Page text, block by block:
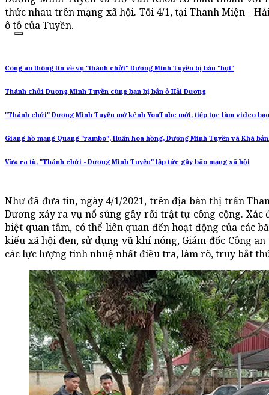
thức nhau trên mạng xã hội. Tối 4/1, tại Thanh Miện -
ô tô của Tuyền.
Công an thông tin về vụ "thánh chửi" Dương Minh Tuyền bị bắn "hụt"
Thánh chửi Dương Minh Tuyền cùng bạn bị bắn ở Hải Dương
"Thánh chửi" Dương Minh Tuyền mở kênh YouTube mới, tiếp tục làm video
Giang hồ mạng Quang "rambo", Huấn hoa hồng, Dương Minh Tuyền và Khá
Vừa ra tù, "Thánh chửi - Dương Minh Tuyền" lập tức gây bão mạng xã hội
Như đã đưa tin, ngày 4/1/2021, trên địa bàn thị trấn
Dương xảy ra vụ nổ súng gây rối trật tự công cộng.
biệt quan tâm, có thể liên quan đến hoạt động của các
kiểu xã hội đen, sử dụng vũ khí nóng, Giám đốc Công
các lực lượng tinh nhuệ nhất điều tra, làm rõ, truy bắt